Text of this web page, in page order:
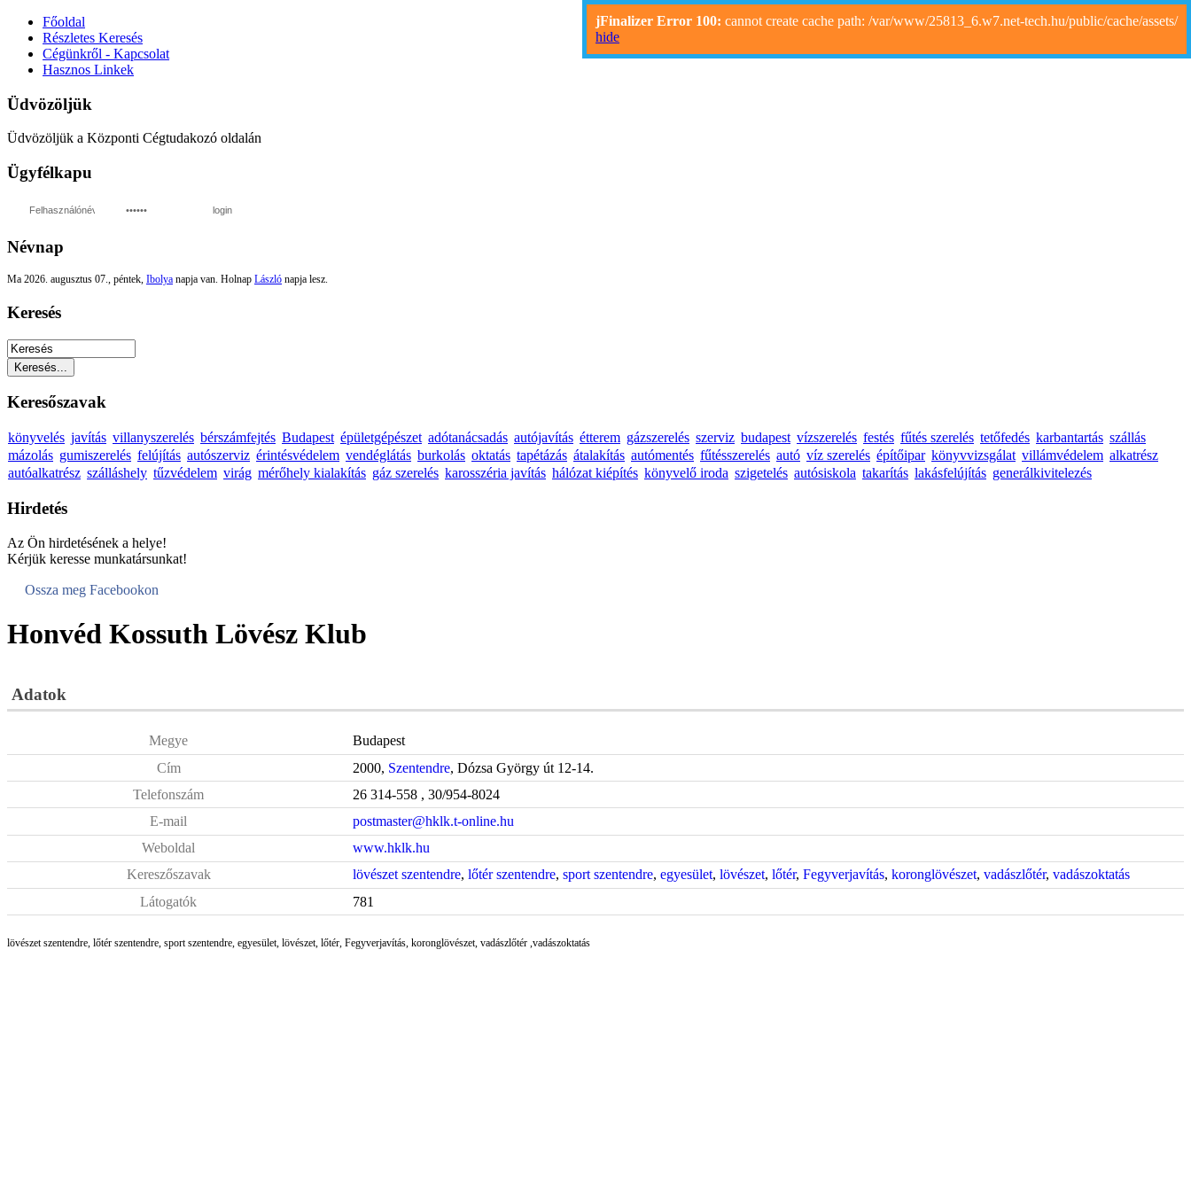
Főoldal
Részletes Keresés
Cégünkről - Kapcsolat
Hasznos Linkek
Üdvözöljük
Üdvözöljük a Központi Cégtudakozó oldalán
Ügyfélkapu
login
Névnap
Ma 2026. augusztus 07., péntek, Ibolya napja van. Holnap László napja lesz.
Keresés
Keresőszavak
könyvelés javítás villanyszerelés bérszámfejtés Budapest épületgépészet adótanácsadás autójavítás étterem gázszerelés szerviz budapest vízszerelés festés fűtés szerelés tetőfedés karbantartás szállás
mázolás gumiszerelés felújítás autószerviz érintésvédelem vendéglátás burkolás oktatás tapétázás átalakítás autómentés fűtésszerelés autó víz szerelés építőipar könyvvizsgálat villámvédelem alkatrész
autóalkatrész szálláshely tűzvédelem virág mérőhely kialakítás gáz szerelés karosszéria javítás hálózat kiépítés könyvelő iroda szigetelés autósiskola takarítás lakásfelújítás generálkivitelezés
Hirdetés
Az Ön hirdetésének a helye!
Kérjük keresse munkatársunkat!
Ossza meg Facebookon
Honvéd Kossuth Lövész Klub
Adatok
Megye
Budapest
Cím
2000, Szentendre, Dózsa György út 12-14.
Telefonszám
26 314-558 , 30/954-8024
E-mail
postmaster@hklk.t-online.hu
Weboldal
www.hklk.hu
Kereszőszavak
lövészet szentendre,lőtér szentendre,sport szentendre,egyesület,lövészet,lőtér,Fegyverjavítás,koronglövészet,vadászlőtér,vadászoktatás
Látogatók
781
lövészet szentendre, lőtér szentendre, sport szentendre, egyesület, lövészet, lőtér, Fegyverjavítás, koronglövészet, vadászlőtér ,vadászoktatás
jFinalizer Error 100: cannot create cache path: /var/www/25813_6.w7.net-tech.hu/public/cache/assets/
hide